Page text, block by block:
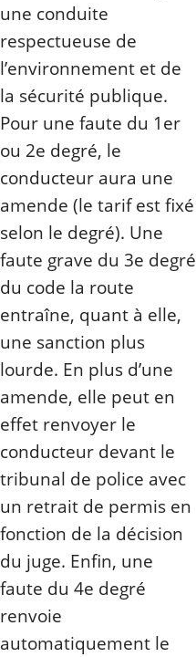
une conduite
respectueuse de
l’environnement et de
la sécurité publique.
Pour une faute du 1er
ou 2e degré, le
conducteur aura une
amende (le tarif est fixé
selon le degré). Une
faute grave du 3e degré
du code la route
entraîne, quant à elle,
une sanction plus
lourde. En plus d’une
amende, elle peut en
effet renvoyer le
conducteur devant le
tribunal de police avec
un retrait de permis en
fonction de la décision
du juge. Enfin, une
faute du 4e degré
renvoie
automatiquement le